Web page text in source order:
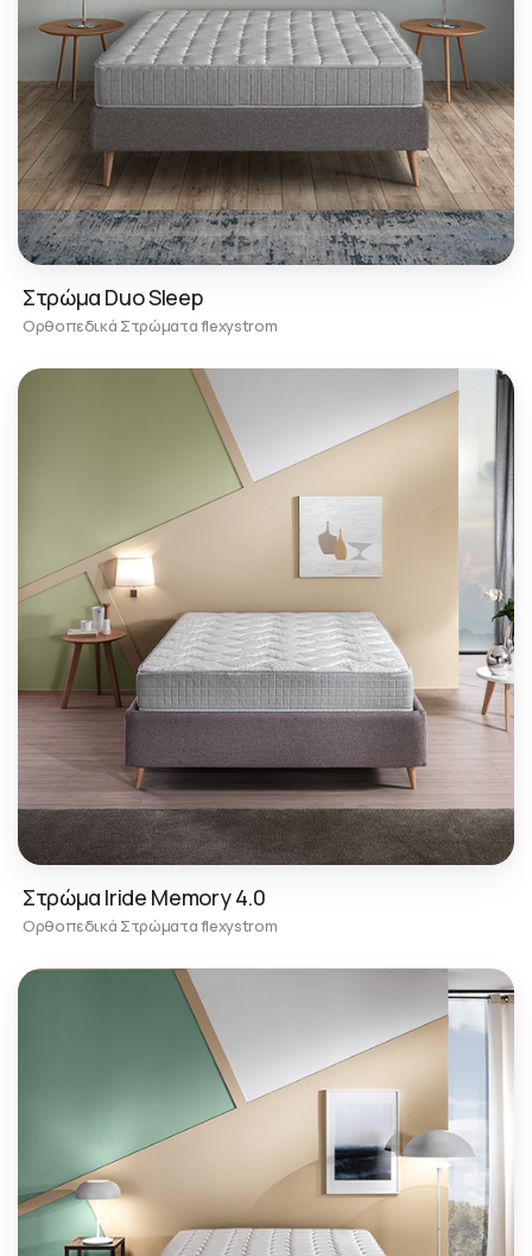
Στρώμα Duo Sleep
Ορθοπεδικά Στρώματα flexystrom
Στρώμα Iride Memory 4.0
Ορθοπεδικά Στρώματα flexystrom